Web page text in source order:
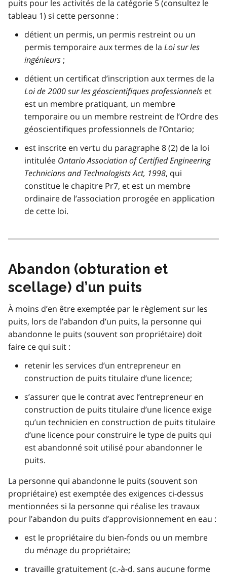
puits pour les activités de la catégorie 5 (consultez le
tableau 1) si cette personne :
détient un permis, un permis restreint ou un
permis temporaire aux termes de la Loi sur les
ingénieurs ;
détient un certificat d’inscription aux termes de la
Loi de 2000 sur les géoscientifiques professionnels et
est un membre pratiquant, un membre
temporaire ou un membre restreint de l’Ordre des
géoscientifiques professionnels de l’Ontario;
est inscrite en vertu du paragraphe 8 (2) de la loi
intitulée Ontario Association of Certified Engineering
Technicians and Technologists Act, 1998, qui
constitue le chapitre Pr7, et est un membre
ordinaire de l’association prorogée en application
de cette loi.
Abandon (obturation et
scellage) d’un puits
À moins d’en être exemptée par le règlement sur les
puits, lors de l’abandon d’un puits, la personne qui
abandonne le puits (souvent son propriétaire) doit
faire ce qui suit :
retenir les services d’un entrepreneur en
construction de puits titulaire d’une licence;
s’assurer que le contrat avec l’entrepreneur en
construction de puits titulaire d’une licence exige
qu’un technicien en construction de puits titulaire
d’une licence pour construire le type de puits qui
est abandonné soit utilisé pour abandonner le
puits.
La personne qui abandonne le puits (souvent son
propriétaire) est exemptée des exigences ci-dessus
mentionnées si la personne qui réalise les travaux
pour l’abandon du puits d’approvisionnement en eau :
est le propriétaire du bien-fonds ou un membre
du ménage du propriétaire;
travaille gratuitement (c.-à-d. sans aucune forme